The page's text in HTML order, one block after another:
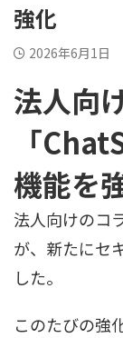
強化
2026年6月1日
法人向
「
機能を
法人向けのコ
が、新たにセ
した。
このたびの強